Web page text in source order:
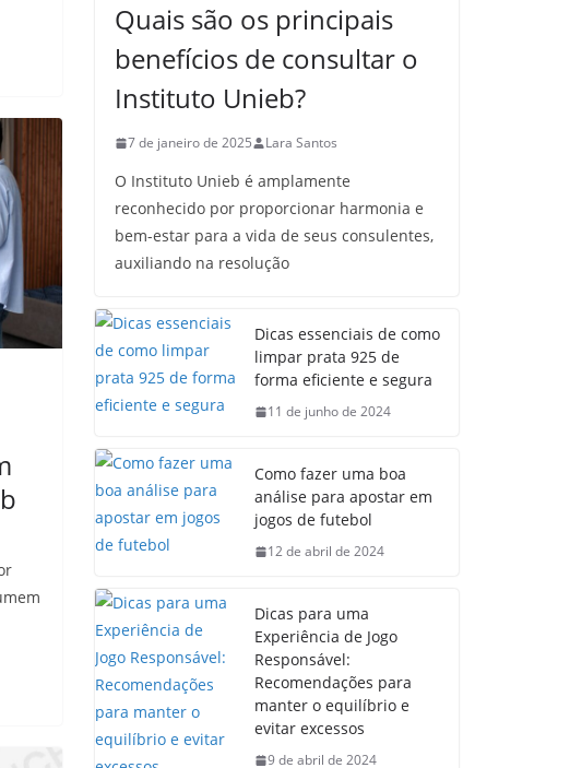
Quais são os principais
benefícios de consultar o
Instituto Unieb?
7 de janeiro de 2025 Lara Santos
O Instituto Unieb é amplamente
reconhecido por proporcionar harmonia e
bem-estar para a vida de seus consulentes,
auxiliando na resolução
Dicas essenciais de como
limpar prata 925 de
forma eficiente e segura
11 de junho de 2024
Como fazer uma boa
análise para apostar em
jogos de futebol
12 de abril de 2024
Dicas para uma
Experiência de Jogo
Responsável:
Recomendações para
manter o equilíbrio e
evitar excessos
9 de abril de 2024